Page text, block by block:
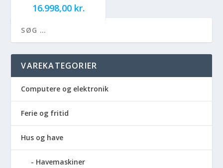
16.998,00 kr.
VAREKATEGORIER
Computere og elektronik
Ferie og fritid
Hus og have
Havemaskiner